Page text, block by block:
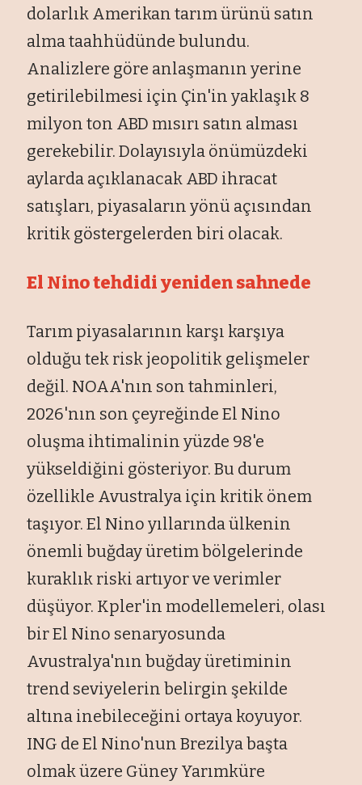
dolarlık Amerikan tarım ürünü satın
alma taahhüdünde bulundu.
Analizlere göre anlaşmanın yerine
getirilebilmesi için Çin'in yaklaşık 8
milyon ton ABD mısırı satın alması
gerekebilir. Dolayısıyla önümüzdeki
aylarda açıklanacak ABD ihracat
satışları, piyasaların yönü açısından
kritik göstergelerden biri olacak.
El Nino tehdidi yeniden sahnede
Tarım piyasalarının karşı karşıya
olduğu tek risk jeopolitik gelişmeler
değil. NOAA'nın son tahminleri,
2026'nın son çeyreğinde El Nino
oluşma ihtimalinin yüzde 98'e
yükseldiğini gösteriyor. Bu durum
özellikle Avustralya için kritik önem
taşıyor. El Nino yıllarında ülkenin
önemli buğday üretim bölgelerinde
kuraklık riski artıyor ve verimler
düşüyor. Kpler'in modellemeleri, olası
bir El Nino senaryosunda
Avustralya'nın buğday üretiminin
trend seviyelerin belirgin şekilde
altına inebileceğini ortaya koyuyor.
ING de El Nino'nun Brezilya başta
olmak üzere Güney Yarımküre